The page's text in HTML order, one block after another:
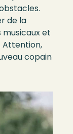
de la
et
Attention,
copain